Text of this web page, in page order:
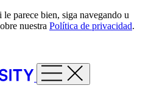
parece bien, siga navegando u
nuestra Política de privacidad.